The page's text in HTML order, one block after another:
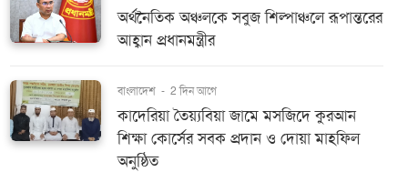
অর্থনৈতিক অঞ্চলকে সবুজ শিল্পাঞ্চলে রূপান্তরের
আহ্বান প্রধানমন্ত্রীর
বাংলাদেশ - 2 দিন আগে
কাদেরিয়া তৈয়্যবিয়া জামে মসজিদে কুরআন
শিক্ষা কোর্সের সবক প্রদান ও দোয়া মাহফিল
অনুষ্ঠিত